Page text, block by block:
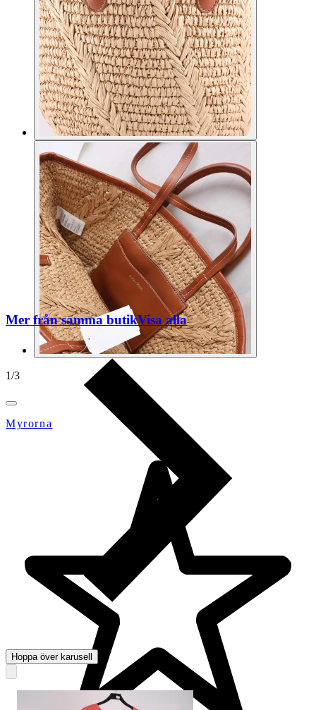
1/3
Myrorna
Mer från samma butikVisa alla
Hoppa över karusell